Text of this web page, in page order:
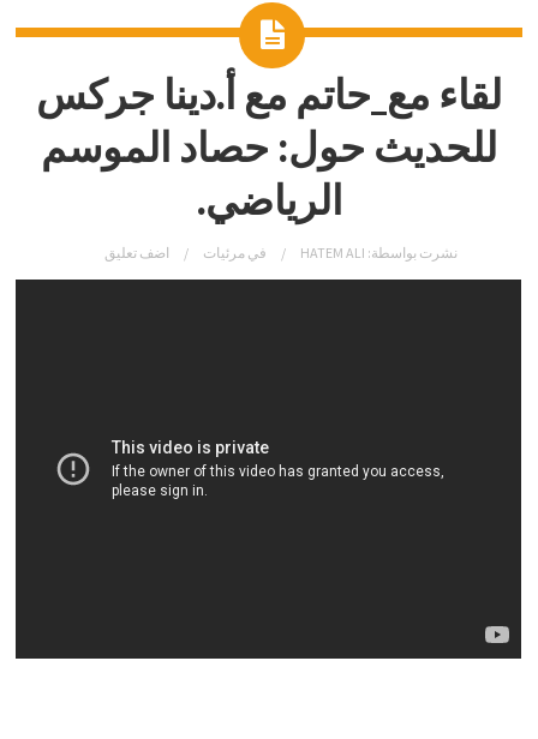
لقاء مع_حاتم مع أ.دينا جركس
للحديث حول: حصاد الموسم
الرياضي.
نشرت بواسطة: HATEM ALI في مرئيات اضف تعليق